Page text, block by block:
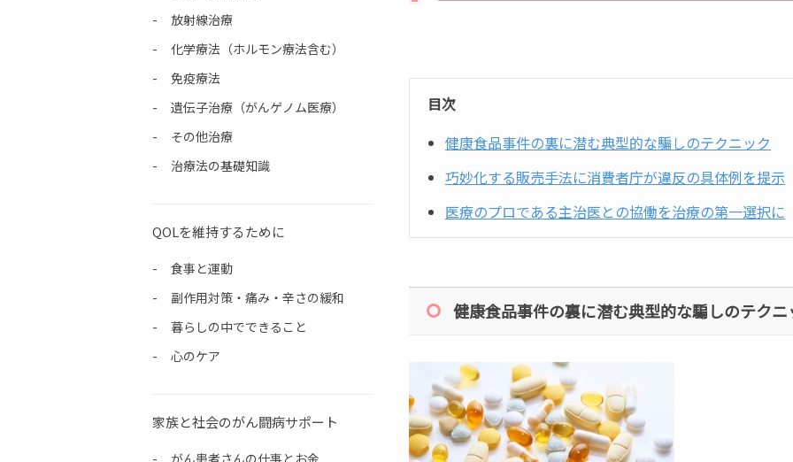
目次
健康食品事件の裏に潜む典型的な騙しのテクニック
巧妙化する販売手法に消費者庁が違反の具体例を提示
医療のプロである主治医との協働を治療の第一選択に
健康食品事件の裏に潜む典型的な騙しのテクニ
放射線治療
化学療法（ホルモン療法含む）
免疫療法
遺伝子治療（がんゲノム医療）
その他治療
治療法の基礎知識
QOLを維持するために
食事と運動
副作用対策・痛み・辛さの緩和
暮らしの中でできること
心のケア
家族と社会のがん闘病サポート
がん患者さんの仕事とお金